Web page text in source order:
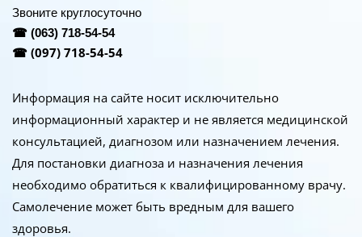
Звоните круглосуточно
☎ (063) 718-54-54
☎ (097) 718-54-54
Информация на сайте носит исключительно
информационный характер и не является медицинской
консультацией, диагнозом или назначением лечения.
Для постановки диагноза и назначения лечения
необходимо обратиться к квалифицированному врачу.
Самолечение может быть вредным для вашего
здоровья.